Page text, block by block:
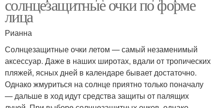
солнцезащитные очки по форме
лица
Рианна
Солнцезащитные очки летом — самый незаменимый
аксессуар. Даже в наших широтах, вдали от тропических
пляжей, ясных дней в календаре бывает достаточно.
Однако жмуриться на солнце приятно только поначалу
— дальше в ход идут средства защиты от палящих